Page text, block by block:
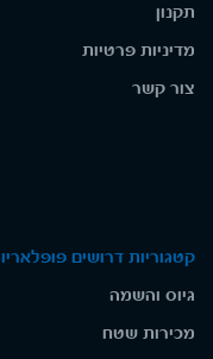
תקנון
מדיניות פרטיות
צור קשר
קטגוריות דרושים
גיוס והשמה
מכירות שטח